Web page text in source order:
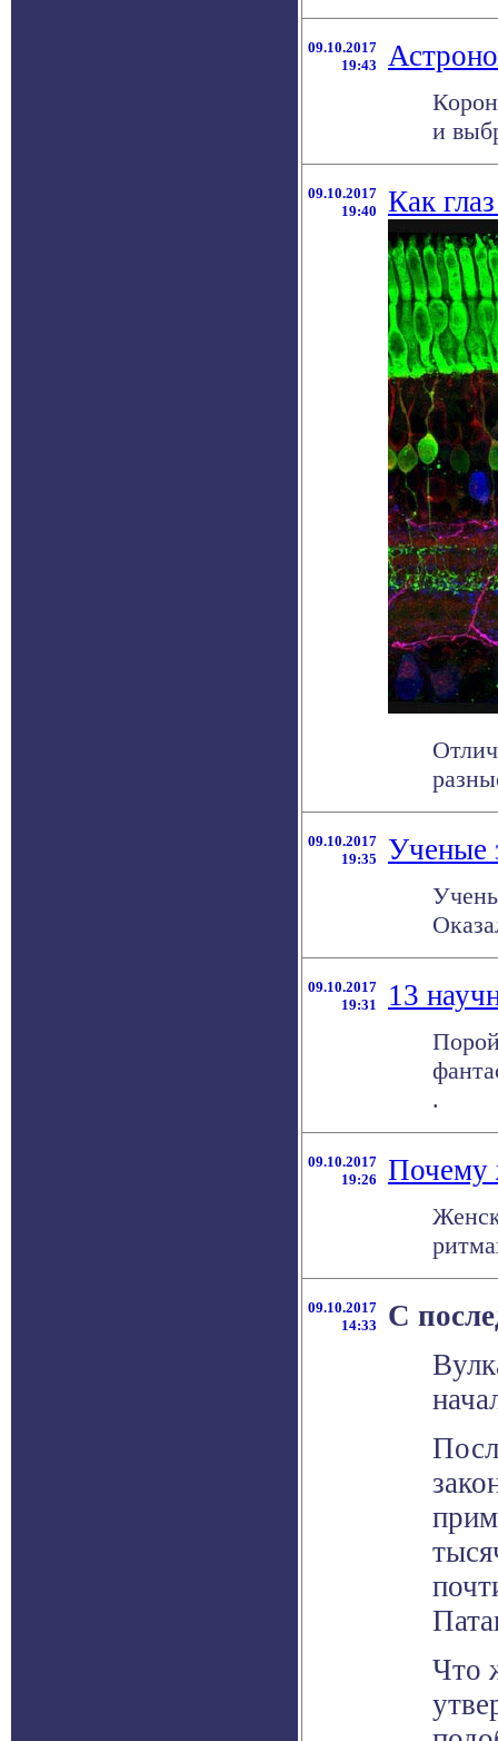
09.10.2017
19:43
и
09.10.2017
19:40
Как
09.10.2017
19:35
Ученые
09.10.2017
19:31
13
.
09.10.2017
19:26
Почему
09.10.2017
14:33
С
Что